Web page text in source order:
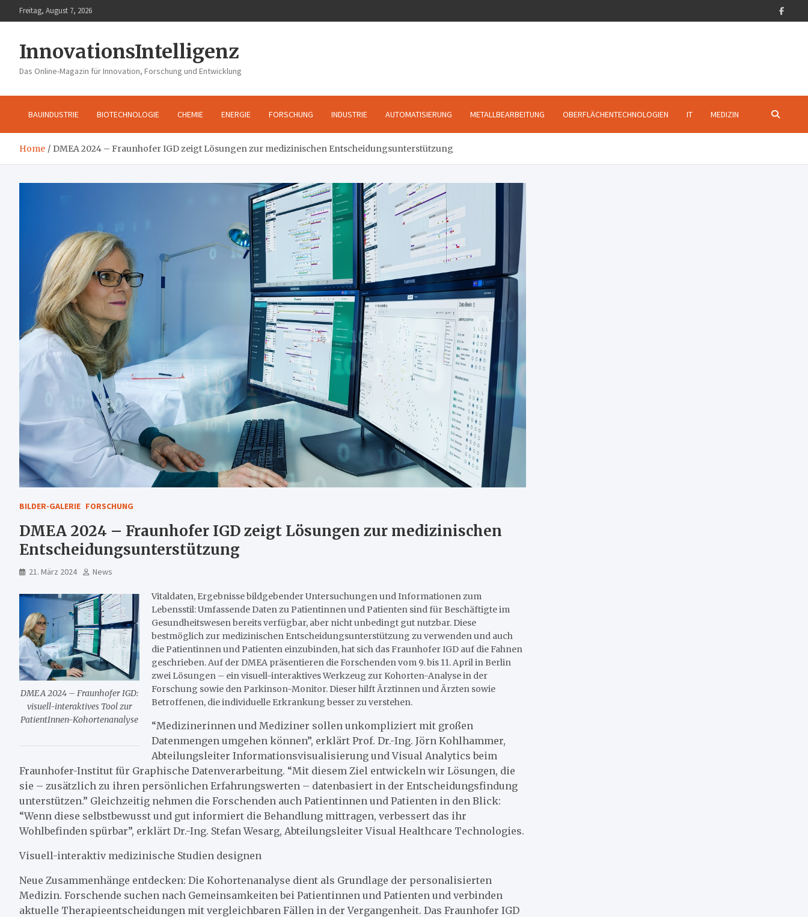
to
Freitag, August 7, 2026
InnovationsIntelligenz
Das Online-Magazin für Innovation, Forschung und Entwicklung
BAUINDUSTRIE BIOTECHNOLOGIE CHEMIE ENERGIE FORSCHUNG INDUSTRIE AUTOMATISIERUNG METALLBEARBEITUNG OBERFLÄCHENTECHNOLOGIEN IT MEDIZIN
Home DMEA 2024 – Fraunhofer IGD zeigt Lösungen zur medizinischen Entscheidungsunterstützung
BILDER-GALERIE FORSCHUNG
DMEA 2024 – Fraunhofer IGD zeigt Lösungen zur medizinischen
Entscheidungsunterstützung
21. März 2024 News
DMEA 2024 – Fraunhofer IGD:
visuell-interaktives Tool zur
PatientInnen-Kohortenanalyse
Vitaldaten, Ergebnisse bildgebender Untersuchungen und Informationen zum
Lebensstil: Umfassende Daten zu Patientinnen und Patienten sind für Beschäftigte im
Gesundheitswesen bereits verfügbar, aber nicht unbedingt gut nutzbar. Diese
bestmöglich zur medizinischen Entscheidungsunterstützung zu verwenden und auch
die Patientinnen und Patienten einzubinden, hat sich das Fraunhofer IGD auf die Fahnen
geschrieben. Auf der DMEA präsentieren die Forschenden vom 9. bis 11. April in Berlin
zwei Lösungen – ein visuell-interaktives Werkzeug zur Kohorten-Analyse in der
Forschung sowie den Parkinson-Monitor. Dieser hilft Ärztinnen und Ärzten sowie
Betroffenen, die individuelle Erkrankung besser zu verstehen.
“Medizinerinnen und Mediziner sollen unkompliziert mit großen
Datenmengen umgehen können”, erklärt Prof. Dr.-Ing. Jörn Kohlhammer,
Abteilungsleiter Informationsvisualisierung und Visual Analytics beim
Fraunhofer-Institut für Graphische Datenverarbeitung. “Mit diesem Ziel entwickeln wir Lösungen, die
sie – zusätzlich zu ihren persönlichen Erfahrungswerten – datenbasiert in der Entscheidungsfindung
unterstützen.” Gleichzeitig nehmen die Forschenden auch Patientinnen und Patienten in den Blick:
“Wenn diese selbstbewusst und gut informiert die Behandlung mittragen, verbessert das ihr
Wohlbefinden spürbar”, erklärt Dr.-Ing. Stefan Wesarg, Abteilungsleiter Visual Healthcare Technologies.
Visuell-interaktiv medizinische Studien designen
Neue Zusammenhänge entdecken: Die Kohortenanalyse dient als Grundlage der personalisierten
Medizin. Forschende suchen nach Gemeinsamkeiten bei Patientinnen und Patienten und verbinden
aktuelle Therapieentscheidungen mit vergleichbaren Fällen in der Vergangenheit. Das Fraunhofer IGD